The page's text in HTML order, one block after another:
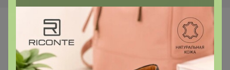
Самые желанные